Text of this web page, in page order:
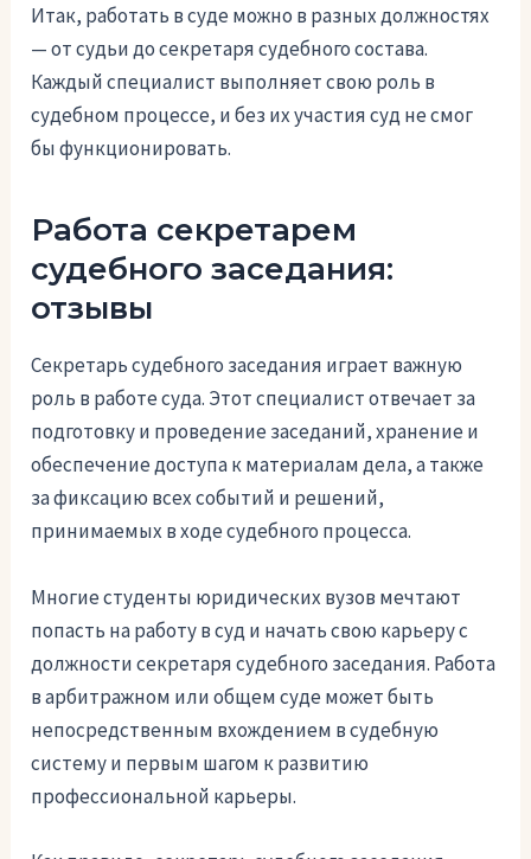
Итак, работать в суде можно в разных должностях
— от судьи до секретаря судебного состава.
Каждый специалист выполняет свою роль в
судебном процессе, и без их участия суд не смог
бы функционировать.
Работа секретарем
судебного заседания:
отзывы
Секретарь судебного заседания играет важную
роль в работе суда. Этот специалист отвечает за
подготовку и проведение заседаний, хранение и
обеспечение доступа к материалам дела, а также
за фиксацию всех событий и решений,
принимаемых в ходе судебного процесса.
Многие студенты юридических вузов мечтают
попасть на работу в суд и начать свою карьеру с
должности секретаря судебного заседания. Работа
в арбитражном или общем суде может быть
непосредственным вхождением в судебную
систему и первым шагом к развитию
профессиональной карьеры.